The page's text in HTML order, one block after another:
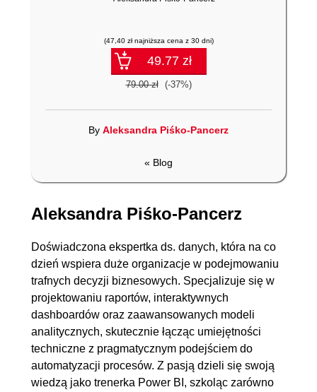
(47,40 zł najniższa cena z 30 dni)
49.77 zł
79.00 zł (-37%)
« Blog
By Aleksandra Piśko-Pancerz
Aleksandra Piśko-Pancerz
Doświadczona ekspertka ds. danych, która na co
dzień wspiera duże organizacje w podejmowaniu
trafnych decyzji biznesowych. Specjalizuje się w
projektowaniu raportów, interaktywnych
dashboardów oraz zaawansowanych modeli
analitycznych, skutecznie łącząc umiejętności
techniczne z pragmatycznym podejściem do
automatyzacji procesów. Z pasją dzieli się swoją
wiedzą jako trenerka Power BI, szkoląc zarówno